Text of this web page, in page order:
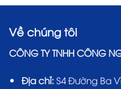
Về chúng tôi
CÔNG TY TNHH CÔNG
Địa chỉ: S4 Đường Ba